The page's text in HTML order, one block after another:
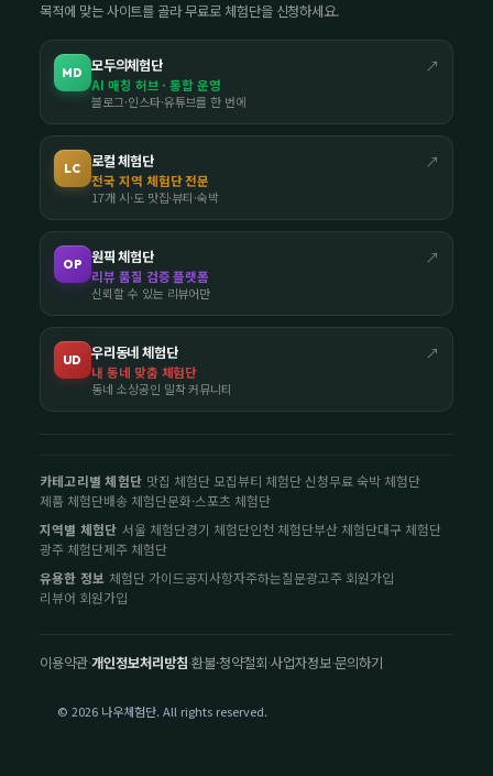
목적에 맞는 사이트를 골라 무료로 체험단을 신청하세요.
MD 모두의체험단 ↗
AI 매칭 허브 · 통합 운영
블로그·인스타·유튜브를 한 번에
LC 로컬 체험단 ↗
전국 지역 체험단 전문
17개 시·도 맛집·뷰티·숙박
OP 원픽 체험단 ↗
리뷰 품질 검증 플랫폼
신뢰할 수 있는 리뷰어만
UD 우리동네 체험단 ↗
내 동네 맞춤 체험단
동네 소상공인 밀착 커뮤니티
카테고리별 체험단 맛집 체험단 모집뷰티 체험단 신청무료 숙박 체험단
제품 체험단배송 체험단문화·스포츠 체험단
지역별 체험단 서울 체험단경기 체험단인천 체험단부산 체험단대구 체험단
광주 체험단제주 체험단
유용한 정보 체험단 가이드공지사항자주하는질문광고주 회원가입
리뷰어 회원가입
이용약관·개인정보처리방침·환불·청약철회·사업자정보·문의하기
© 2026 나우체험단. All rights reserved.